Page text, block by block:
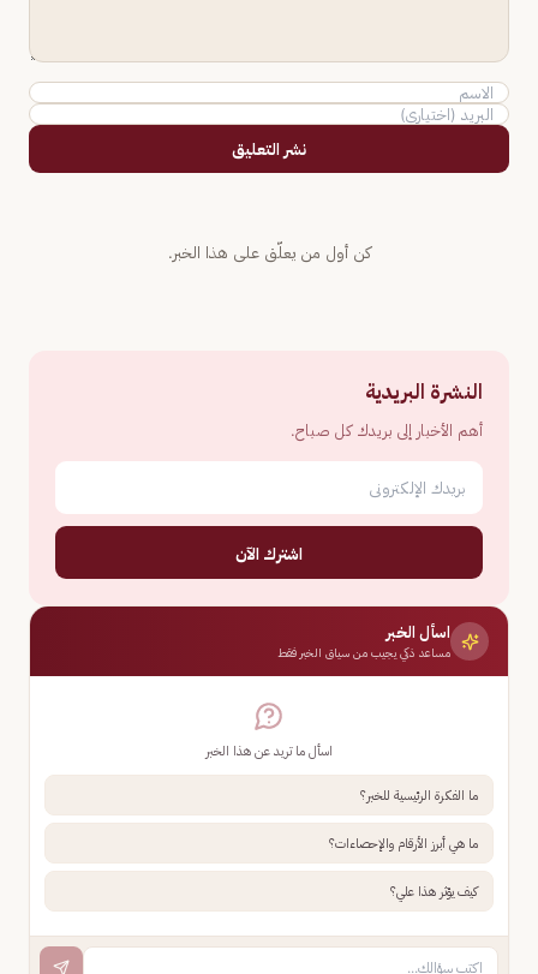
نشر التعليق
كن أول من يعلّق على هذا الخبر.
النشرة البريدية
أهم الأخبار إلى بريدك كل صباح.
اشترك الآن
اسأل الخبر
مساعد ذكي يجيب من سياق الخبر فقط
اسأل ما تريد عن هذا الخبر
ما الفكرة الرئيسية للخبر؟
ما هي أبرز الأرقام والإحصاءات؟
كيف يؤثر هذا علي؟